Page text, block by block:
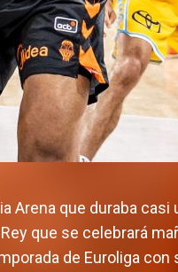
Arena que duraba casi
que se celebrará
de Euroliga con